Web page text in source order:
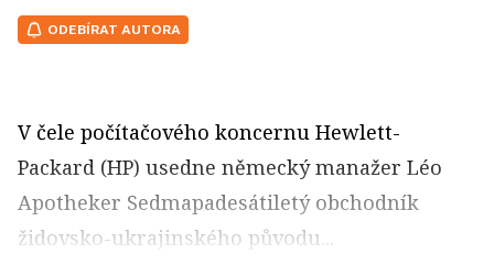
ODEBÍRAT AUTORA
V čele počítačového koncernu Hewlett-
Packard (HP) usedne německý manažer Léo
Apotheker Sedmapadesátiletý obchodník
židovsko-ukrajinského původu...